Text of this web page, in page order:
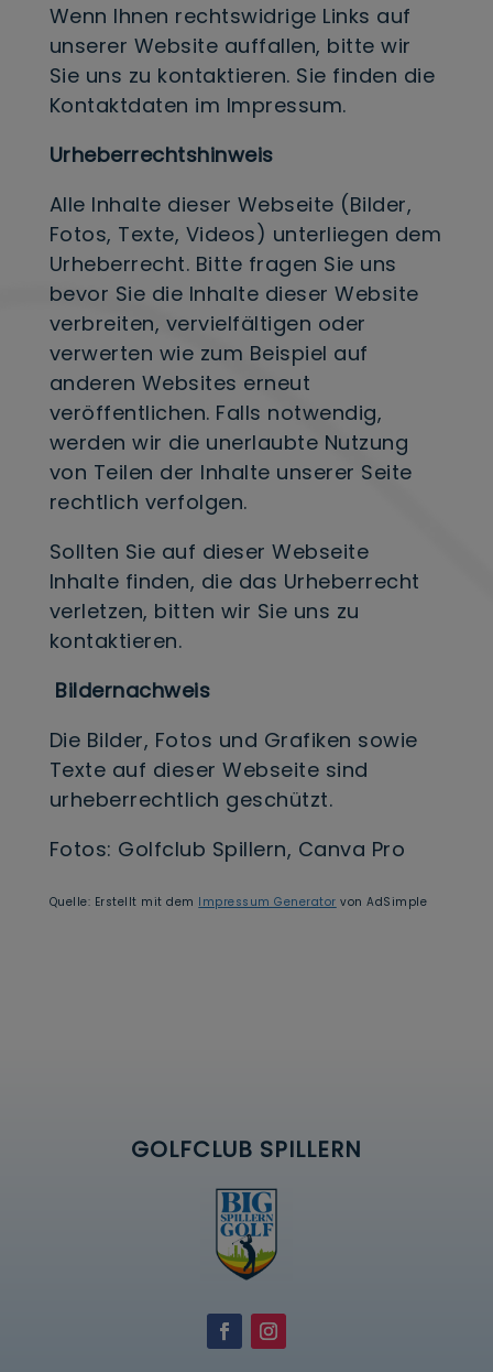
Wenn Ihnen rechtswidrige Links auf
unserer Website auffallen, bitte wir
Sie uns zu kontaktieren. Sie finden die
Kontaktdaten im Impressum.
Urheberrechtshinweis
Alle Inhalte dieser Webseite (Bilder,
Fotos, Texte, Videos) unterliegen dem
Urheberrecht. Bitte fragen Sie uns
bevor Sie die Inhalte dieser Website
verbreiten, vervielfältigen oder
verwerten wie zum Beispiel auf
anderen Websites erneut
veröffentlichen. Falls notwendig,
werden wir die unerlaubte Nutzung
von Teilen der Inhalte unserer Seite
rechtlich verfolgen.
Sollten Sie auf dieser Webseite
Inhalte finden, die das Urheberrecht
verletzen, bitten wir Sie uns zu
kontaktieren.
Bildernachweis
Die Bilder, Fotos und Grafiken sowie
Texte auf dieser Webseite sind
urheberrechtlich geschützt.
Fotos: Golfclub Spillern, Canva Pro
Quelle: Erstellt mit dem Impressum Generator von AdSimple
GOLFCLUB SPILLERN